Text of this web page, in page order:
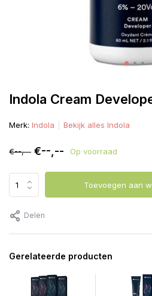
Indola Cream
Merk: Indola Bekijk alles Indola
€--,-- €--,-- Op voorraad
Toevoegen aan
Delen
Gerelateerde producten